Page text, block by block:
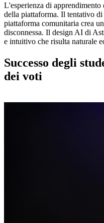
L'esperienza di
della piattaforma. Il tentativo
piattaforma comunitaria crea
disconnessa. Il design AI di
e intuitivo che risulta naturale
Successo degli
dei voti